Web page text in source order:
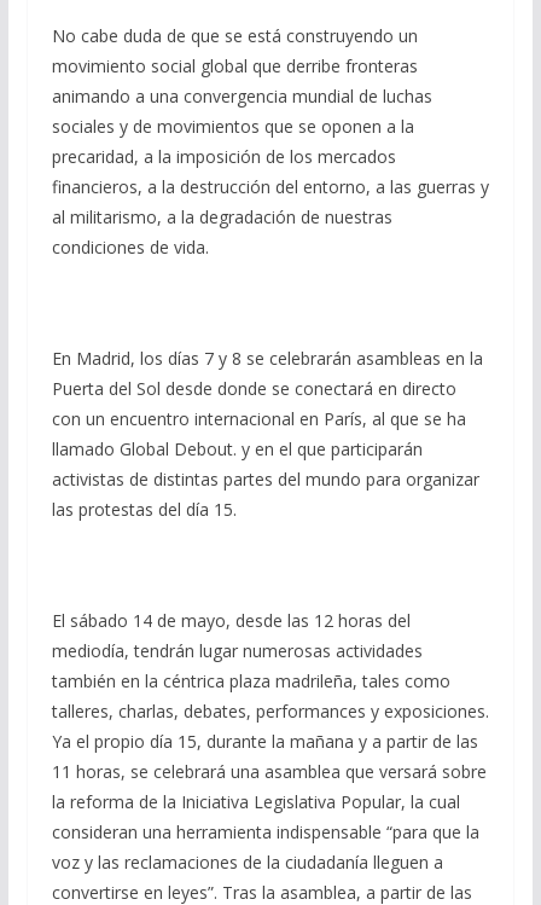
No cabe duda de que se está construyendo un
movimiento social global que derribe fronteras
animando a una convergencia mundial de luchas
sociales y de movimientos que se oponen a la
precaridad, a la imposición de los mercados
financieros, a la destrucción del entorno, a las guerras y
al militarismo, a la degradación de nuestras
condiciones de vida.
En Madrid, los días 7 y 8 se celebrarán asambleas en la
Puerta del Sol desde donde se conectará en directo
con un encuentro internacional en París, al que se ha
llamado Global Debout. y en el que participarán
activistas de distintas partes del mundo para organizar
las protestas del día 15.
El sábado 14 de mayo, desde las 12 horas del
mediodía, tendrán lugar numerosas actividades
también en la céntrica plaza madrileña, tales como
talleres, charlas, debates, performances y exposiciones.
Ya el propio día 15, durante la mañana y a partir de las
11 horas, se celebrará una asamblea que versará sobre
la reforma de la Iniciativa Legislativa Popular, la cual
consideran una herramienta indispensable “para que la
voz y las reclamaciones de la ciudadanía lleguen a
convertirse en leyes”. Tras la asamblea, a partir de las